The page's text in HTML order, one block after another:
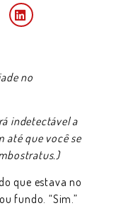
no
indetectável a
até que você se
que estava no
fundo. “Sim.”